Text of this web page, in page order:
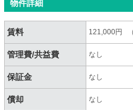
物件詳細
賃料 121,000円
管理費/共益費 なし
保証金 なし
償却 なし